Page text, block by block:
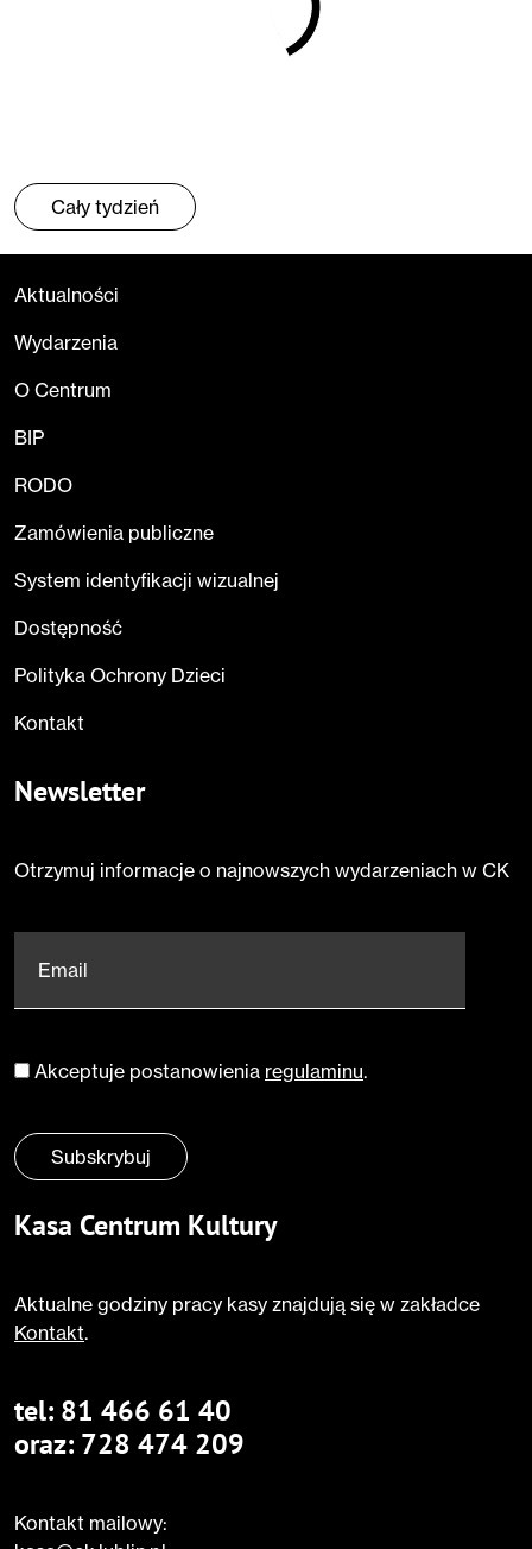
Cały tydzień
Aktualności
Wydarzenia
O Centrum
BIP
RODO
Zamówienia publiczne
System identyfikacji wizualnej
Dostępność
Polityka Ochrony Dzieci
Kontakt
Newsletter
Otrzymuj informacje o najnowszych wydarzeniach w CK
Zgoda*
Akceptuje postanowienia regulaminu.
Subskrybuj
Kasa Centrum Kultury
Aktualne godziny pracy kasy znajdują się w zakładce
Kontakt.
tel: 81 466 61 40
oraz: 728 474 209
Kontakt mailowy: